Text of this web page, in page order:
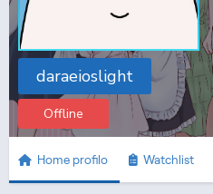
daraeioslight
Offline
Home profilo Watchlist